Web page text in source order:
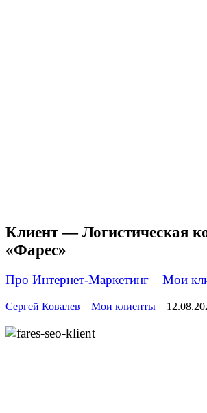
Клиент — Логистическая
«Фарес»
Про Интернет-Маркетинг Мои
Сергей Ковалев Мои клиенты